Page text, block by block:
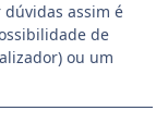
dúvidas assim é
de
ou um